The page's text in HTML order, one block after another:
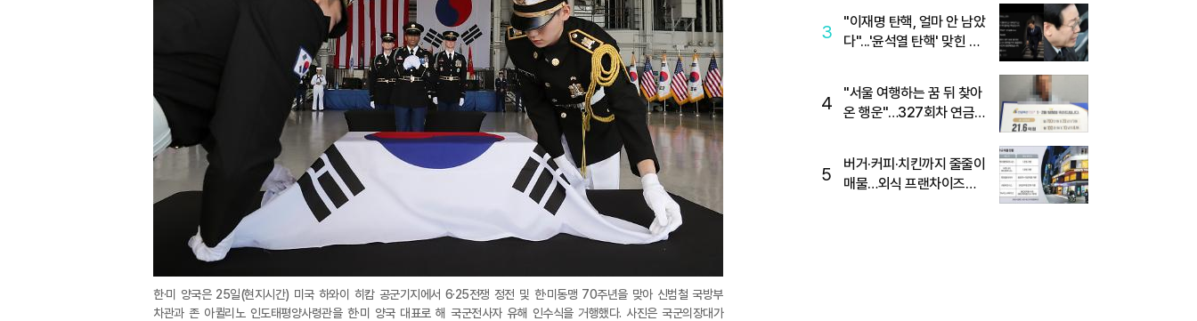
대
한·미 양국은 25일(현지시간) 미국 하와이 히캄 공군기지에서 6·25전쟁 정전 및 한·미동맹 70주년을 맞아 신범철 국방부
차관과 존 아퀼리노 인도태평양사령관을 한·미 양국 대표로 해 국군전사자 유해 인수식을 거행했다. 사진은 국군의장대가
3
"이재명 탄핵, 얼마 안 남았
다"...'윤석열 탄핵' 맞힌 무
4
"서울 여행하는 꿈 뒤 찾아
온 행운"…327회차 연금
5
버거·커피·치킨까지 줄줄이
매물…외식 프랜차이즈